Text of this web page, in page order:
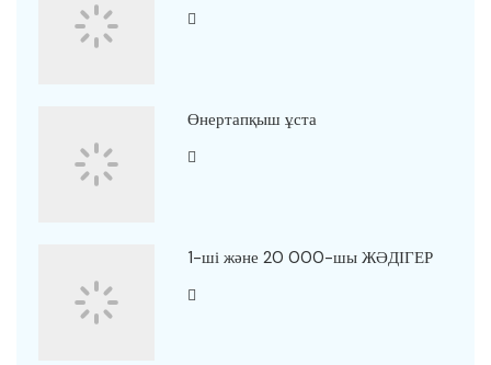
Өнертапқыш ұста
1-ші және 20 000-шы ЖӘДІГЕР